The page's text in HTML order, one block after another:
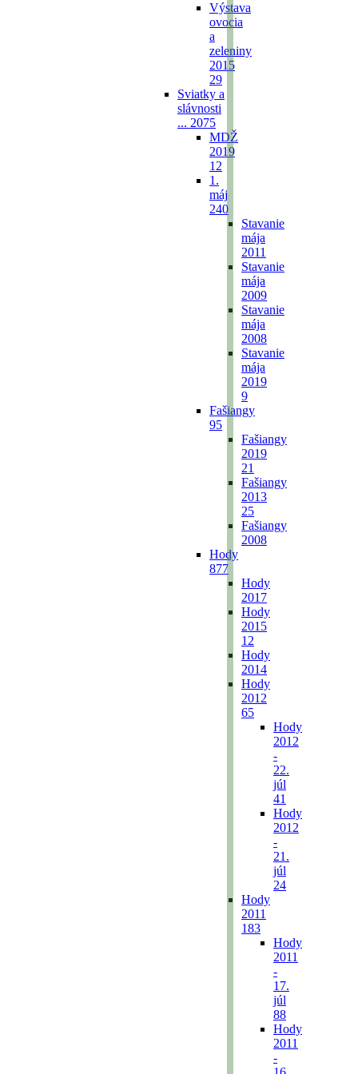
Výstava
ovocia
a
zeleniny
2015
29
Sviatky a
slávnosti
... 2075
MDŽ
2019
12
1.
máj
240
Stavanie
mája
2011
Stavanie
mája
2009
Stavanie
mája
2008
Stavanie
mája
2019
9
Fašiangy
95
Fašiangy
2019
21
Fašiangy
2013
25
Fašiangy
2008
Hody
877
Hody
2017
Hody
2015
12
Hody
2014
Hody
2012
65
Hody
2012
-
22.
júl
41
Hody
2012
-
21.
júl
24
Hody
2011
183
Hody
2011
-
17.
júl
88
Hody
2011
-